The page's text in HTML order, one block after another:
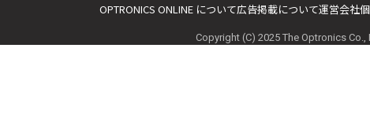
OPTRONICS ONLINE について広告掲載について運営会社
Copyright (C) 2025 The Optronics Co.,